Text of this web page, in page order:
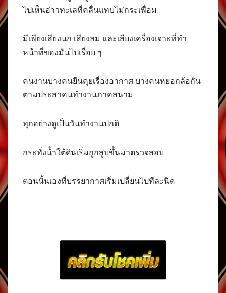
ไปเห็นอ่าวทะเลที่คลื่นแทบไม่กระเพื่อม
มีเพียงเสียงนก เสียงลม และเสียงเครื่องเจาะที่ทำ
หน้าที่ของมันไปเรื่อย ๆ
คนงานบางคนยืนคุยเรื่องอากาศ บางคนหยอกล้อกัน
ตามประสาคนทำงานภาคสนาม
ทุกอย่างดูเป็นวันทำงานปกติ
กระทั่งน้ำใต้ดินเริ่มถูกสูบขึ้นมาตรวจสอบ
ตอนนั้นเองที่บรรยากาศเริ่มเปลี่ยนไปทีละนิด